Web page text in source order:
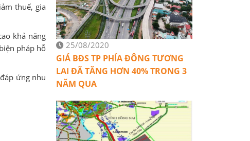
thuế, gia
khả năng
pháp hỗ
ứng nhu
25/08/2020
GIÁ BĐS TP PHÍA ĐÔNG TƯƠNG
LAI ĐÃ TĂNG HƠN 40% TRONG 3
NĂM QUA